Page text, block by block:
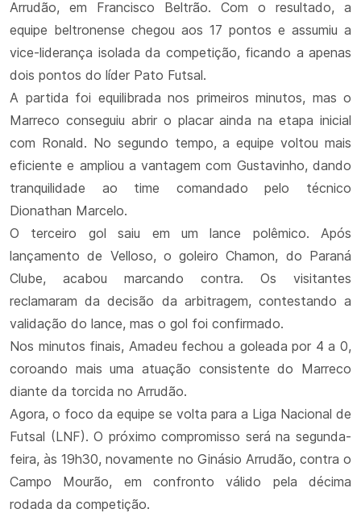
Arrudão, em Francisco Beltrão. Com o resultado, a
equipe beltronense chegou aos 17 pontos e assumiu a
vice-liderança isolada da competição, ficando a apenas
dois pontos do líder Pato Futsal.
A partida foi equilibrada nos primeiros minutos, mas o
Marreco conseguiu abrir o placar ainda na etapa inicial
com Ronald. No segundo tempo, a equipe voltou mais
eficiente e ampliou a vantagem com Gustavinho, dando
tranquilidade ao time comandado pelo técnico
Dionathan Marcelo.
O terceiro gol saiu em um lance polêmico. Após
lançamento de Velloso, o goleiro Chamon, do Paraná
Clube, acabou marcando contra. Os visitantes
reclamaram da decisão da arbitragem, contestando a
validação do lance, mas o gol foi confirmado.
Nos minutos finais, Amadeu fechou a goleada por 4 a 0,
coroando mais uma atuação consistente do Marreco
diante da torcida no Arrudão.
Agora, o foco da equipe se volta para a Liga Nacional de
Futsal (LNF). O próximo compromisso será na segunda-
feira, às 19h30, novamente no Ginásio Arrudão, contra o
Campo Mourão, em confronto válido pela décima
rodada da competição.